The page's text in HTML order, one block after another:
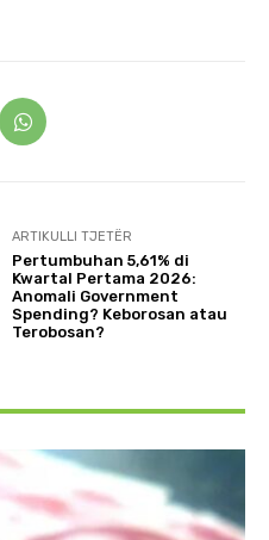
ARTIKULLI TJETËR
Pertumbuhan 5,61% di
Kwartal Pertama 2026:
Anomali Government
Spending? Keborosan atau
Terobosan?